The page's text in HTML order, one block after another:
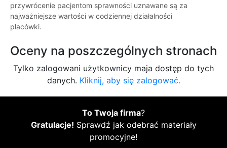
przywrócenie pacjentom sprawności uznawane są za
najważniejsze wartości w codziennej działalności
placówki.
Oceny na poszczególnych stronach
Tylko zalogowani użytkownicy maja dostęp do tych
danych. Kliknij, aby się zalogować.
To Twoja firma?
Gratulacje! Sprawdź jak odebrać materiały
promocyjne!